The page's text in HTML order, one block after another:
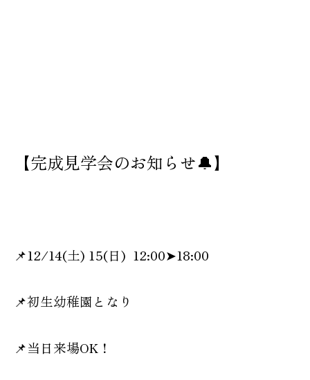
【完成見学会のお知らせ🔔】
📌12/14(土) 15(日) 12:00➤18:00
📌初生幼稚園となり
📌当日来場OK！